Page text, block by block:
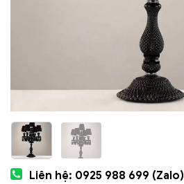
Liên hệ: 0925 988 699 (Zalo)